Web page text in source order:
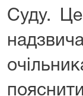
Суду.